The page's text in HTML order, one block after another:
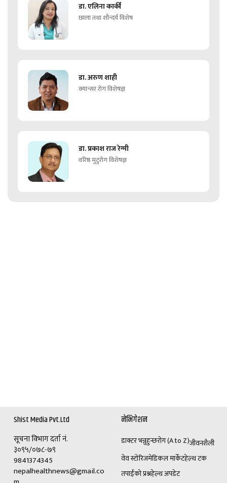
डा. एलिना कार्की
छाला तथा शौन्दर्य विशेष
डा. अरुण शाही
क्यान्सर रोग विशेषज्ञ
डा. प्रकाश राज रेग्मी
वरिष्ठ मुटुरोग विशेषज्ञ
Shist Media Pvt.Ltd
सूचना विभाग दर्ता नं.
३०९५/०७८-७९
9841374345
nepalhealthnews@gmail.co
नेभिगेशन
डाक्टर भन्नुहुन्छरोग (A to Z)जीवनशैली
वेव स्टोरिजमेडिकल मार्केटहेल्थ टक
तपाईंको प्रश्नहेल्थ अपडेट